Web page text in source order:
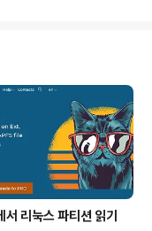
것들을 공개할 수 없어
는 것이, 아무래도 자
서 리눅스 파티션 읽기